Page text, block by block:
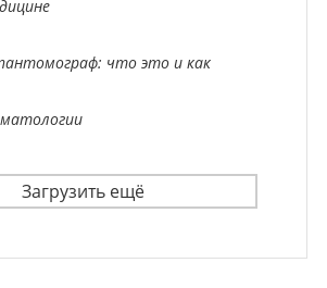
что это и как
Загрузить ещё